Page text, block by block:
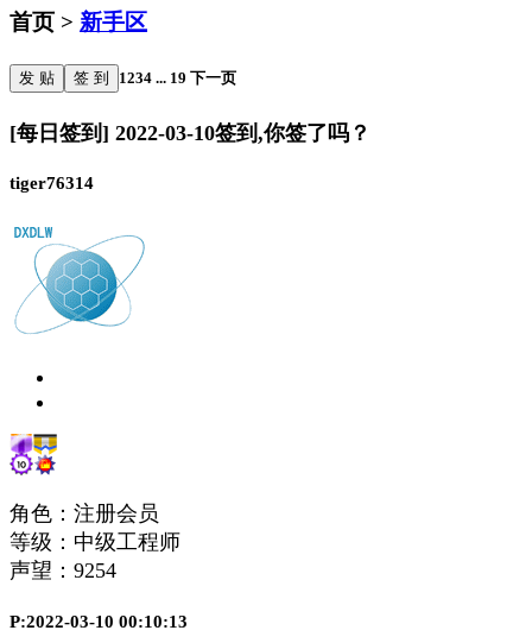
首页 > 新手区
发 贴 签 到 1234 ... 19 下一页
[每日签到] 2022-03-10签到,你签了吗？
tiger76314
角色：注册会员
等级：中级工程师
声望： 9254
P:2022-03-10 00:10:13